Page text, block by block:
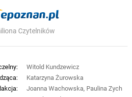
Czytelników
Witold Kundzewicz
Katarzyna Żurowska
Joanna Wachowska, Paulina Zych